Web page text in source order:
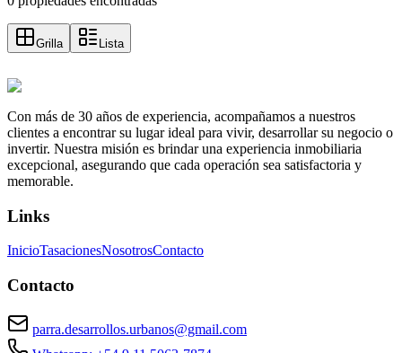
Grilla Lista
Con más de 30 años de experiencia, acompañamos a nuestros
clientes a encontrar su lugar ideal para vivir, desarrollar su negocio o
invertir. Nuestra misión es brindar una experiencia inmobiliaria
excepcional, asegurando que cada operación sea satisfactoria y
memorable.
Links
InicioTasacionesNosotrosContacto
Contacto
parra.desarrollos.urbanos@gmail.com